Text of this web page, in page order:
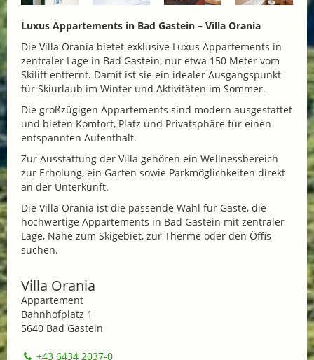
Luxus Appartements in Bad Gastein – Villa Orania
Die Villa Orania bietet exklusive Luxus Appartements in
zentraler Lage in Bad Gastein, nur etwa 150 Meter vom
Skilift entfernt. Damit ist sie ein idealer Ausgangspunkt
für Skiurlaub im Winter und Aktivitäten im Sommer.
Die großzügigen Appartements sind modern ausgestattet
und bieten Komfort, Platz und Privatsphäre für einen
entspannten Aufenthalt.
Zur Ausstattung der Villa gehören ein Wellnessbereich
zur Erholung, ein Garten sowie Parkmöglichkeiten direkt
an der Unterkunft.
Die Villa Orania ist die passende Wahl für Gäste, die
hochwertige Appartements in Bad Gastein mit zentraler
Lage, Nähe zum Skigebiet, zur Therme oder den Öffis
suchen.
Villa Orania
Appartement
Bahnhofplatz 1
5640 Bad Gastein
+43 6434 2037-0